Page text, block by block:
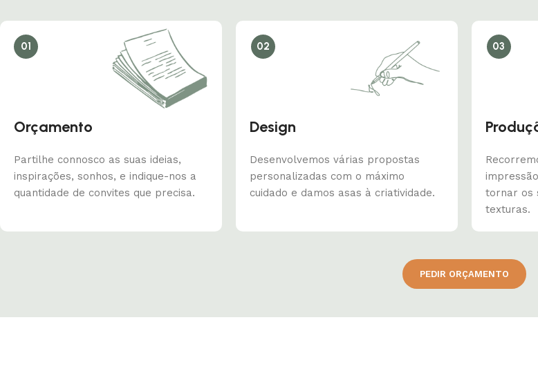
01
Orçamento
Partilhe connosco as suas ideias,
inspirações, sonhos, e indique-nos a
quantidade de convites que precisa.
02
Design
Desenvolvemos várias propostas
personalizadas com o máximo
cuidado e damos asas à criatividade.
03
tornar os
texturas.
PEDIR ORÇAMENTO